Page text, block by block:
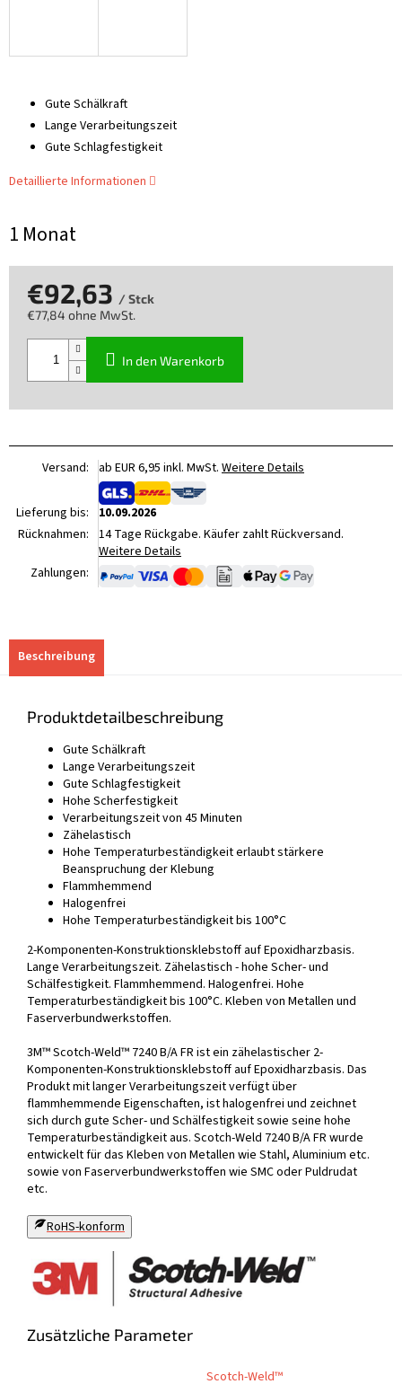
1 Monat
Gute Schälkraft
Lange Verarbeitungszeit
Gute Schlagfestigkeit
Detaillierte Informationen
€92,63 / Stck
€77,84 ohne MwSt.
In den Warenkorb
Versand: ab EUR 6,95 inkl. MwSt. Weitere Details
Lieferung bis:
10.09.2026
Rücknahmen: 14 Tage Rückgabe. Käufer zahlt Rückversand.
Weitere Details
Zahlungen:
Beschreibung
Produktdetailbeschreibung
Gute Schälkraft
Lange Verarbeitungszeit
Gute Schlagfestigkeit
Hohe Scherfestigkeit
Verarbeitungszeit von 45 Minuten
Zähelastisch
Hohe Temperaturbeständigkeit erlaubt stärkere
Beanspruchung der Klebung
Flammhemmend
Halogenfrei
Hohe Temperaturbeständigkeit bis 100°C
2-Komponenten-Konstruktionsklebstoff auf Epoxidharzbasis.
Lange Verarbeitungszeit. Zähelastisch - hohe Scher- und
Schälfestigkeit. Flammhemmend. Halogenfrei. Hohe
Temperaturbeständigkeit bis 100°C. Kleben von Metallen und
Faserverbundwerkstoffen.
3M™ Scotch-Weld™ 7240 B/A FR ist ein zähelastischer 2-
Komponenten-Konstruktionsklebstoff auf Epoxidharzbasis. Das
Produkt mit langer Verarbeitungszeit verfügt über
flammhemmende Eigenschaften, ist halogenfrei und zeichnet
sich durch gute Scher- und Schälfestigkeit sowie seine hohe
Temperaturbeständigkeit aus. Scotch-Weld 7240 B/A FR wurde
entwickelt für das Kleben von Metallen wie Stahl, Aluminium etc.
sowie von Faserverbundwerkstoffen wie SMC oder Puldrudat
etc.
RoHS-konform
Zusätzliche Parameter
Scotch-Weld™